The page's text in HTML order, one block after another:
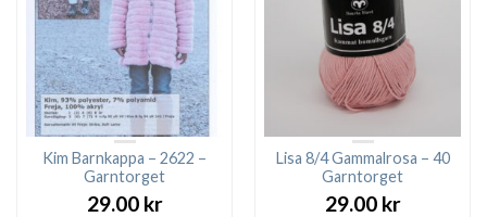
Kim Barnkappa – 2622 –
Garntorget
29.00 kr
Lisa 8/4 Gammalrosa – 40
Garntorget
29.00 kr